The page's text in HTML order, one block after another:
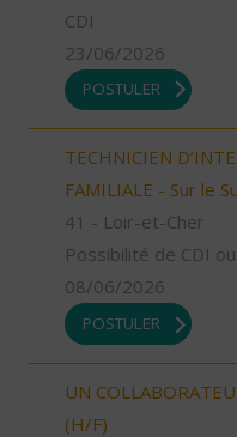
CDI
23/06/2026
POSTULER
TECHNICIEN
FAMILIALE - Sur le
41 - Loir-et-Cher
Possibilité de CDI
08/06/2026
POSTULER
UN
(H/F)